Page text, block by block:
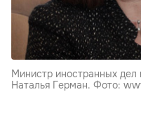
Министр иностранных
Наталья Герман. Фото: